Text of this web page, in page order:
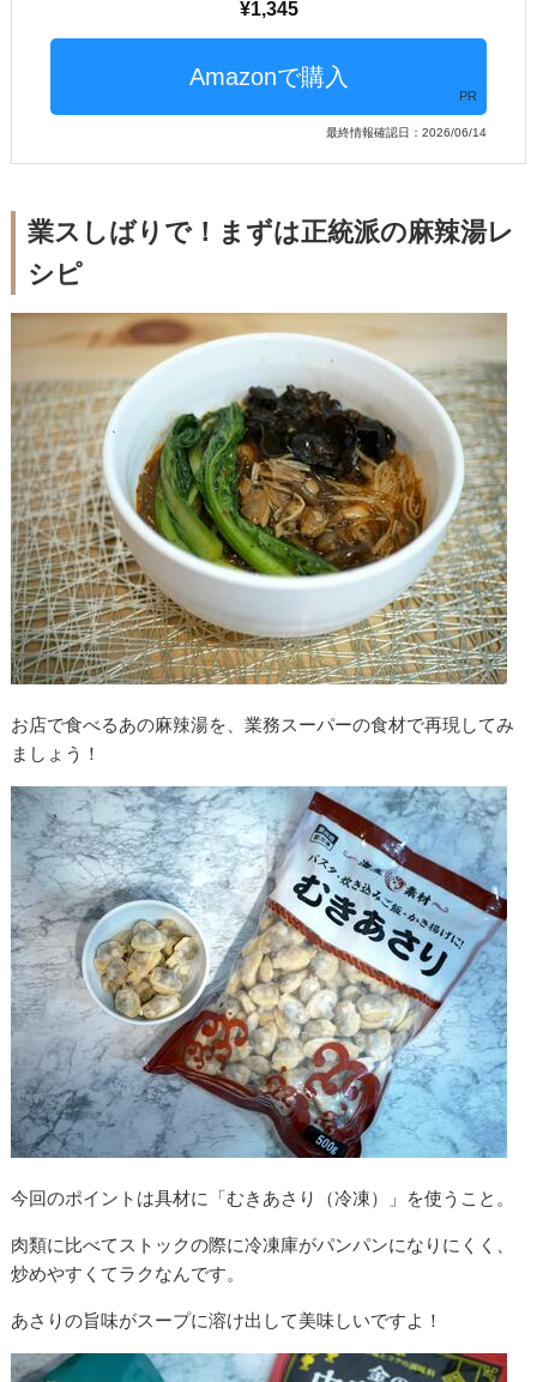
1,345
PR
最終情報確認日：2026/06/14
業スしばりで！まずは正統派の麻辣湯レ
シピ
お店で食べるあの麻辣湯を、業務スーパーの食材で再現してみ
ましょう！
今回のポイントは具材に「むきあさり（冷凍）」を使うこと。
肉類に比べてストックの際に冷凍庫がパンパンになりにくく、
炒めやすくてラクなんです。
あさりの旨味がスープに溶け出して美味しいですよ！